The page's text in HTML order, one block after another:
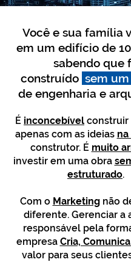
Você e sua família
em um edifício de
sabendo que
construído sem
de engenharia e
É inconcebível construir
apenas com as ideias na
construtor. É muito
investir em uma obra
estruturado.
Com o Marketingnão
diferente. Gerenciar a
responsável pela
empresa Cria,
valor para seus